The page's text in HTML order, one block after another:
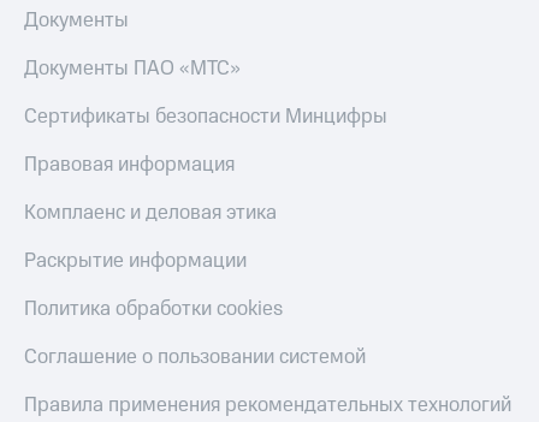
Документы
Документы ПАО «МТС»
Сертификаты безопасности Минцифры
Правовая информация
Комплаенс и деловая этика
Раскрытие информации
Политика обработки cookies
Соглашение о пользовании системой
Правила применения рекомендательных технологий